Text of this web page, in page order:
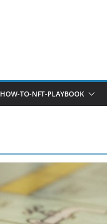
HOW-TO-NFT-PLAYBOOK